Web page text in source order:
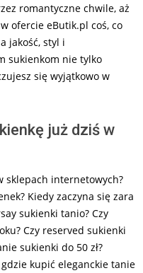
romantyczne chwile, aż
ofercie eButik.pl coś, co
jakość, styl i
sukienkom nie tylko
się wyjątkowo w
już dziś w
sklepach internetowych?
Kiedy zaczyna się zara
sukienki tanio? Czy
Czy reserved sukienki
sukienki do 50 zł?
kupić eleganckie tanie